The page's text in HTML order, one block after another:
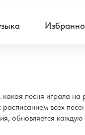
какая песня играла
расписанием всех
обновляется каждую